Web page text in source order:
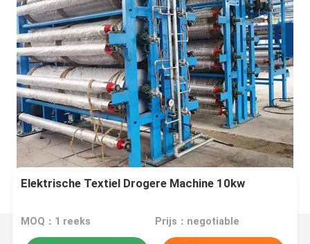
Elektrische Textiel Drogere Machine 10kw
MOQ：1 reeks Prijs：negotiable